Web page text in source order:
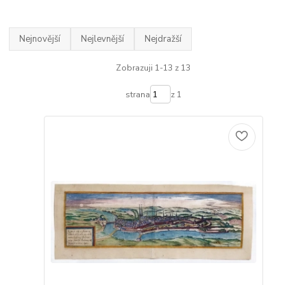
Nejnovější Nejlevnější Nejdražší
Zobrazuji 1-13 z 13
strana z 1